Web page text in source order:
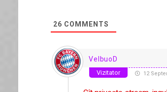
26 COMMENTS
VelbuoD
Vizitator 12